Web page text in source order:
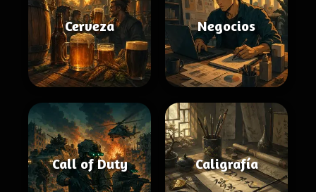
Cerveza Negocios
Call of Duty Caligrafía